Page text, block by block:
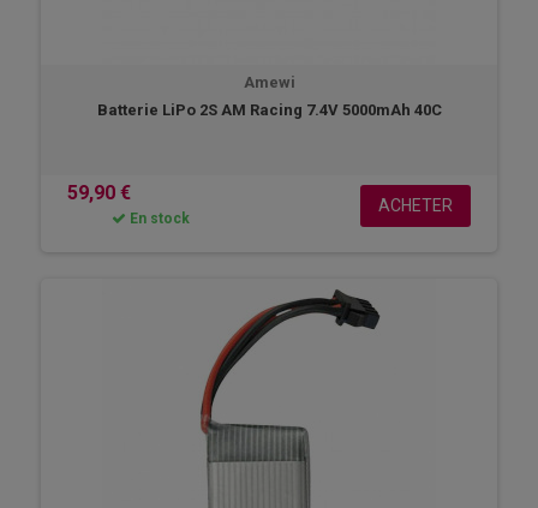
Amewi
Batterie LiPo 2S AM Racing 7.4V 5000mAh 40C
59,90 €
En stock
ACHETER